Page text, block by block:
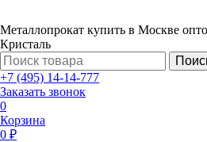
Металлопрокат купить в Москве
Кристаль
+7 (495) 14-14-777
Заказать звонок
0
Корзина
0 ₽